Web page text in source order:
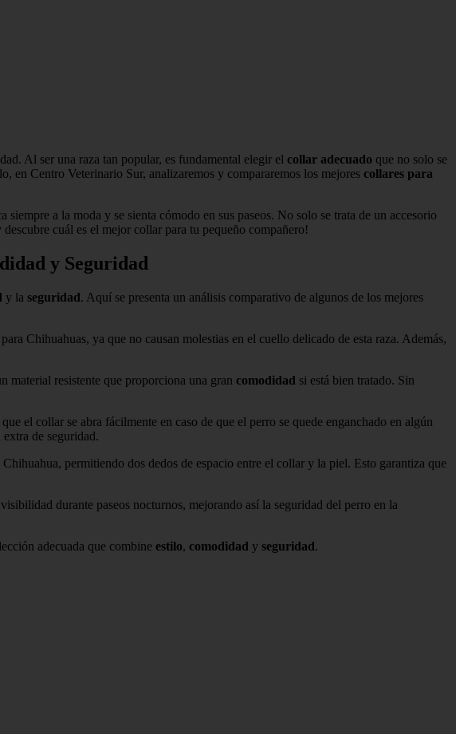
Al ser una raza tan popular, es fundamental elegir el collar adecuado que no solo se
en Centro Veterinario Sur, analizaremos y compararemos los mejores collares para
a la moda y se sienta cómodo en sus paseos. No solo se trata de un accesorio
cuál es el mejor collar para tu pequeño compañero!
y Seguridad
y la seguridad. Aquí se presenta un análisis comparativo de algunos de los mejores
Chihuahuas, ya que no causan molestias en el cuello delicado de esta raza. Además,
material resistente que proporciona una gran comodidad si está bien tratado. Sin
el collar se abra fácilmente en caso de que el perro se quede enganchado en algún
de seguridad.
permitiendo dos dedos de espacio entre el collar y la piel. Esto garantiza que
durante paseos nocturnos, mejorando así la seguridad del perro en la
adecuada que combine estilo, comodidad y seguridad.